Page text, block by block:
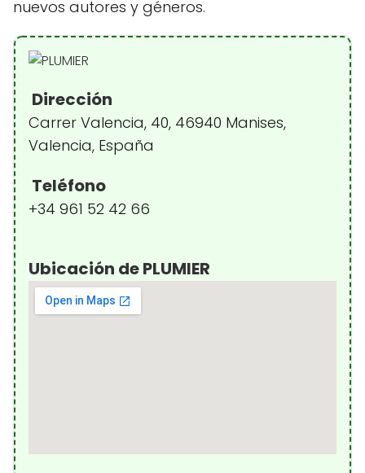
nuevos autores y géneros.
Dirección
Carrer Valencia, 40, 46940 Manises,
Valencia, España
Teléfono
+34 961 52 42 66
Ubicación de PLUMIER